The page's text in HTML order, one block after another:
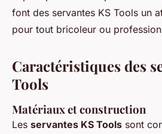
font des servantes KS Tools un
pour tout bricoleur ou
Caractéristiques des
Tools
Matériaux et construction
Les servantes KS Tools sont